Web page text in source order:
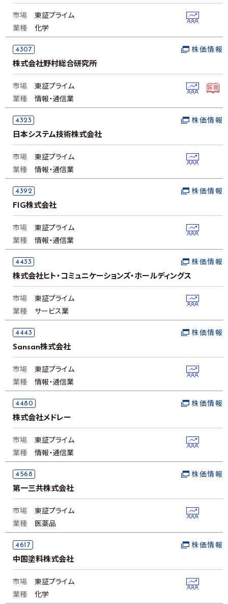
市場
東証プライム
業種
化学
4307
株式会社野村総合研究所
株価情報
市場
東証プライム
業種
情報・通信業
4323
日本システム技術株式会社
株価情報
市場
東証プライム
業種
情報・通信業
4392
FIG株式会社
株価情報
市場
東証プライム
業種
情報・通信業
4433
株式会社ヒト・コミュニケーションズ・ホールディングス
株価情報
市場
東証プライム
業種
サービス業
4443
Sansan株式会社
株価情報
市場
東証プライム
業種
情報・通信業
4480
株式会社メドレー
株価情報
市場
東証プライム
業種
情報・通信業
4568
第一三共株式会社
株価情報
市場
東証プライム
業種
医薬品
4617
中国塗料株式会社
株価情報
市場
東証プライム
業種
化学